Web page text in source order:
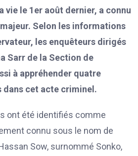
vie le 1er août dernier, a connu
Selon les informations
les enquêteurs dirigés
Sarr de la Section de
à appréhender quatre
dans cet acte criminel.
ont été identifiés comme
connu sous le nom de
Sow, surnommé Sonko,